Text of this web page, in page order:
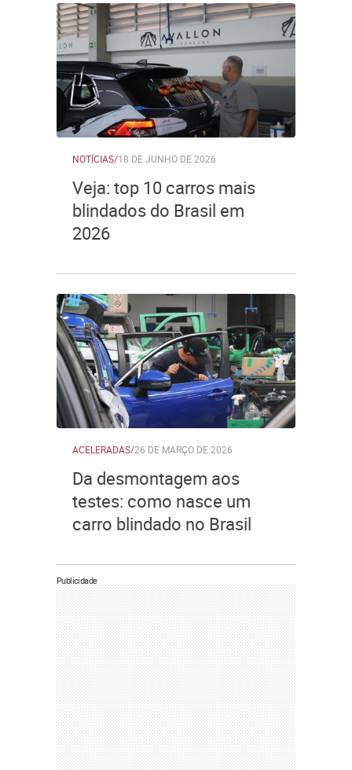
NOTÍCIAS/18 DE JUNHO DE 2026
Veja: top 10 carros mais
blindados do Brasil em
2026
ACELERADAS/26 DE MARÇO DE 2026
Da desmontagem aos
testes: como nasce um
carro blindado no Brasil
Publicidade